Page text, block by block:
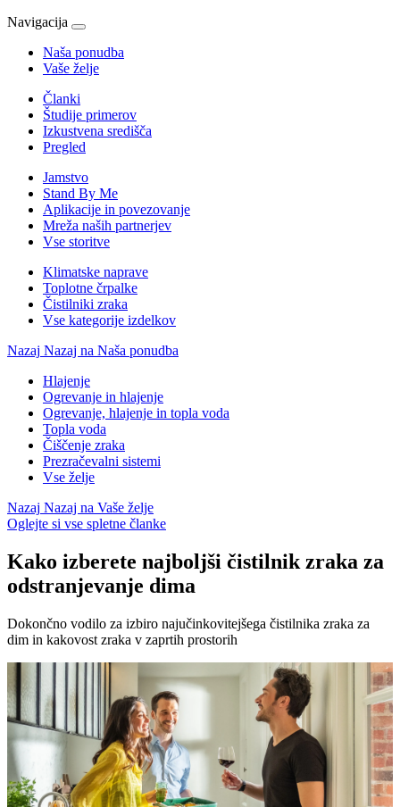
Navigacija
Naša ponudba
Vaše želje
Članki
Študije primerov
Izkustvena središča
Pregled
Jamstvo
Stand By Me
Aplikacije in povezovanje
Mreža naših partnerjev
Vse storitve
Klimatske naprave
Toplotne črpalke
Čistilniki zraka
Vse kategorije izdelkov
Nazaj Nazaj na Naša ponudba
Hlajenje
Ogrevanje in hlajenje
Ogrevanje, hlajenje in topla voda
Topla voda
Čiščenje zraka
Prezračevalni sistemi
Vse želje
Nazaj Nazaj na Vaše želje
Oglejte si vse spletne članke
Kako izberete najboljši čistilnik zraka za
odstranjevanje dima
Dokončno vodilo za izbiro najučinkovitejšega čistilnika zraka za
dim in kakovost zraka v zaprtih prostorih